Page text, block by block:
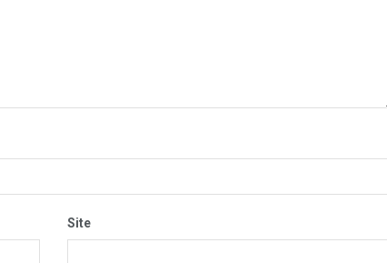
Site